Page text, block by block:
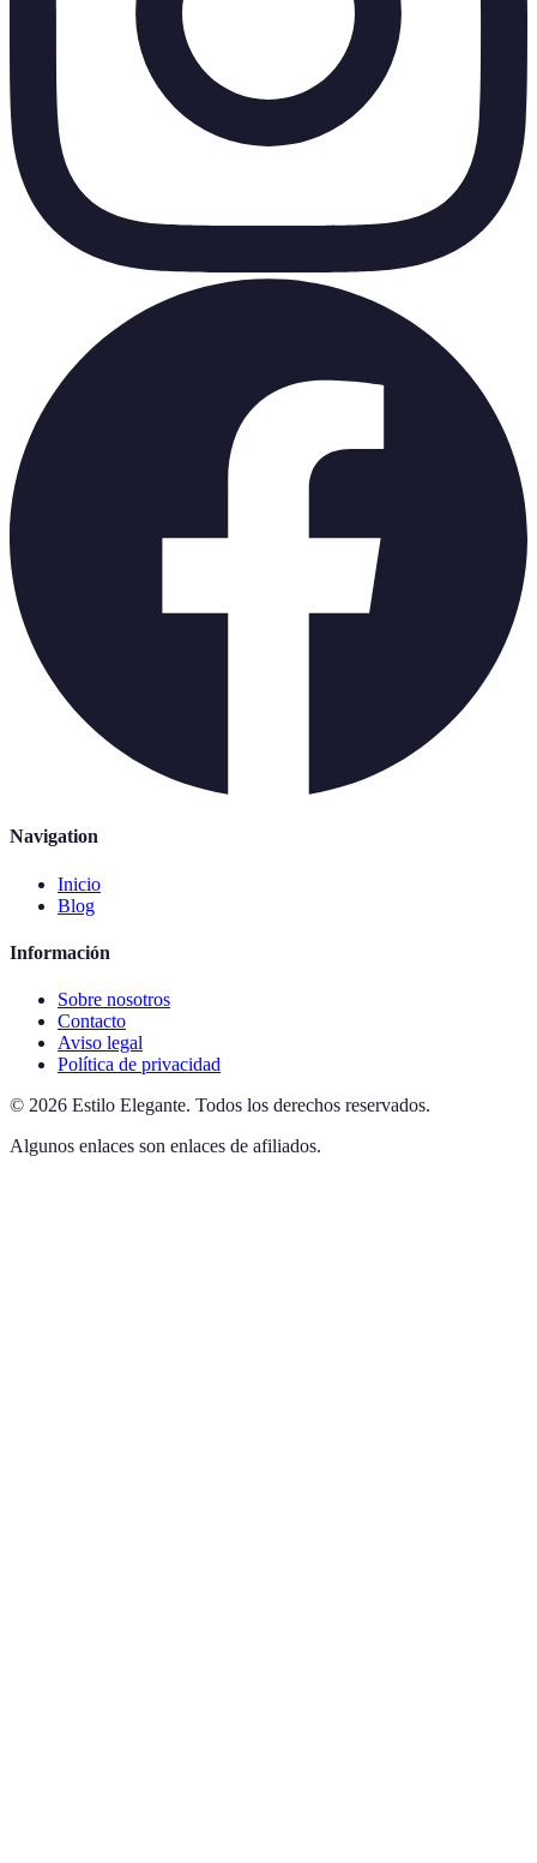
Navigation
Inicio
Blog
Información
Sobre nosotros
Contacto
Aviso legal
Política de privacidad
© 2026 Estilo Elegante. Todos los derechos reservados.
Algunos enlaces son enlaces de afiliados.